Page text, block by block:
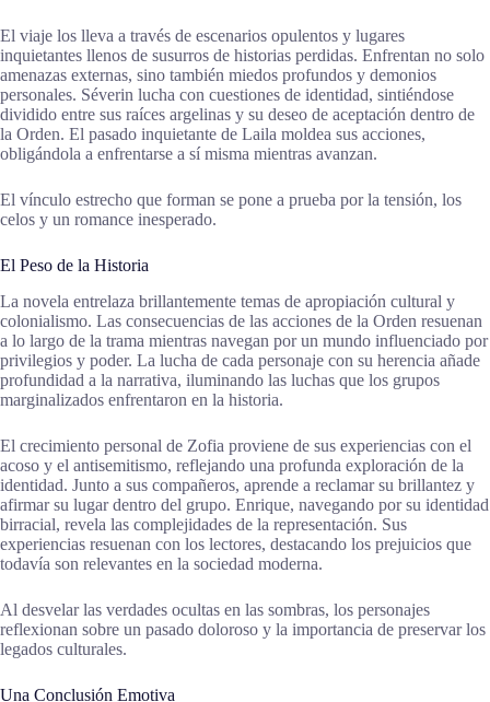
El viaje los lleva a través de escenarios opulentos y lugares
inquietantes llenos de susurros de historias perdidas. Enfrentan no solo
amenazas externas, sino también miedos profundos y demonios
personales. Séverin lucha con cuestiones de identidad, sintiéndose
dividido entre sus raíces argelinas y su deseo de aceptación dentro de
la Orden. El pasado inquietante de Laila moldea sus acciones,
obligándola a enfrentarse a sí misma mientras avanzan.
El vínculo estrecho que forman se pone a prueba por la tensión, los
celos y un romance inesperado.
El Peso de la Historia
La novela entrelaza brillantemente temas de apropiación cultural y
colonialismo. Las consecuencias de las acciones de la Orden resuenan
a lo largo de la trama mientras navegan por un mundo influenciado por
privilegios y poder. La lucha de cada personaje con su herencia añade
profundidad a la narrativa, iluminando las luchas que los grupos
marginalizados enfrentaron en la historia.
El crecimiento personal de Zofia proviene de sus experiencias con el
acoso y el antisemitismo, reflejando una profunda exploración de la
identidad. Junto a sus compañeros, aprende a reclamar su brillantez y
afirmar su lugar dentro del grupo. Enrique, navegando por su identidad
birracial, revela las complejidades de la representación. Sus
experiencias resuenan con los lectores, destacando los prejuicios que
todavía son relevantes en la sociedad moderna.
Al desvelar las verdades ocultas en las sombras, los personajes
reflexionan sobre un pasado doloroso y la importancia de preservar los
legados culturales.
Una Conclusión Emotiva